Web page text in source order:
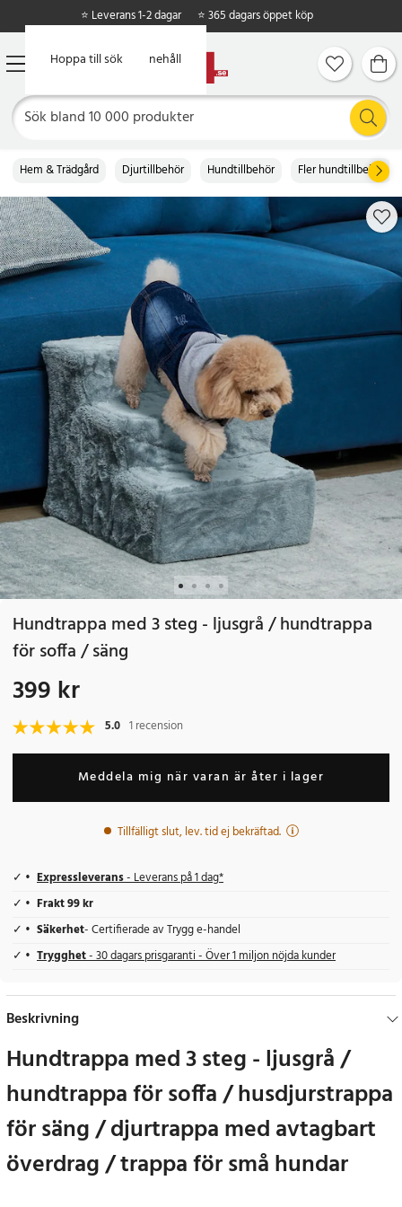
Hoppa till huvudinnehåll
Hoppa till sök
⭐ Leverans 1-2 dagar ⭐ 365 dagars öppet köp
Hem & Trädgård Djurtillbehör Hundtillbehör Fler hundtillbehör
Hundtrappa med 3 steg - ljusgrå / hundtrappa
för soffa / säng
Pris:399 kr
399 kr
5.0 1 recension
Meddela mig när varan är åter i lager
Tillfälligt slut, lev. tid ej bekräftad.
Expressleverans- Leverans på 1 dag*
Frakt 99 kr
Säkerhet- Certifierade av Trygg e-handel
Trygghet- 30 dagars prisgaranti - Över 1 miljon nöjda kunder
Beskrivning
Hundtrappa med 3 steg - ljusgrå /
hundtrappa för soffa / husdjurstrappa
för säng / djurtrappa med avtagbart
överdrag / trappa för små hundar